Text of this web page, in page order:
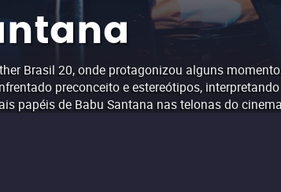
Brasil 20, onde protagonizou alguns
preconceito e estereótipos,
papéis de Babu Santana nas telonas do